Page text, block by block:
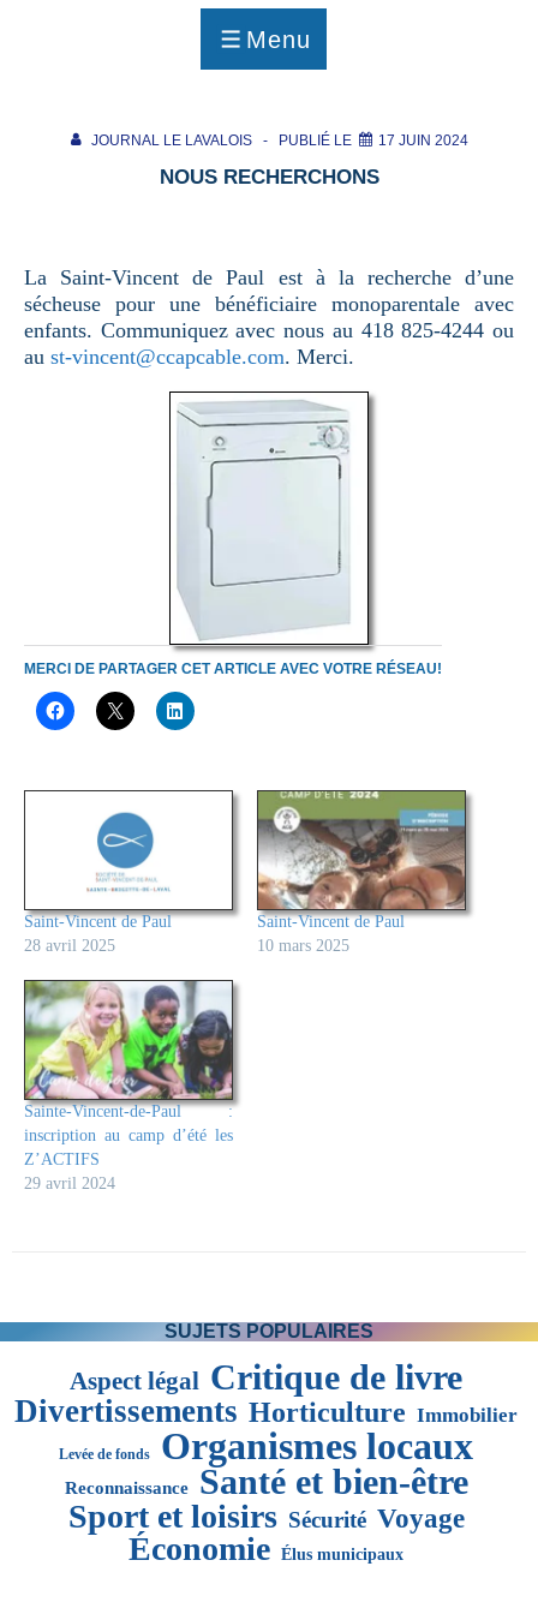
Menu
MENU
JOURNAL LE LAVALOIS PUBLIÉ LE 17 JUIN 2024
NOUS RECHERCHONS
La Saint-Vincent de Paul est à la recherche d’une
sécheuse pour une bénéficiaire monoparentale avec
enfants. Communiquez avec nous au 418 825-4244 ou
au st-vincent@ccapcable.com. Merci.
MERCI DE PARTAGER CET ARTICLE AVEC VOTRE RÉSEAU!
Saint-Vincent de Paul
28 avril 2025
Saint-Vincent de Paul
10 mars 2025
Sainte-Vincent-de-Paul :
inscription au camp d’été les
Z’ACTIFS
29 avril 2024
SUJETS POPULAIRES
Aspect légal Critique de livre
Divertissements Horticulture Immobilier
Levée de fonds Organismes locaux
Reconnaissance Santé et bien-être
Sport et loisirs Sécurité Voyage
Économie Élus municipaux